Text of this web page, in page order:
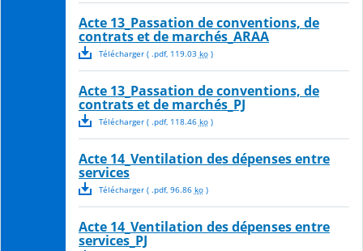
Acte 13_Passation de conventions, de
contrats et de marchés_ARAA
Télécharger( .pdf, 119.03 ko)
Acte 13_Passation de conventions, de
contrats et de marchés_PJ
Télécharger( .pdf, 118.46 ko)
Acte 14_Ventilation des dépenses entre
services
Télécharger( .pdf, 96.86 ko)
Acte 14_Ventilation des dépenses entre
services_PJ